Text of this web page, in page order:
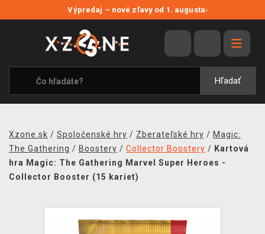
Výpredaj – nové zľavy od 1. augusta›
Hľadať
VÝPREDAJ
VIDEOHRY
XZONE ORIGINALS
TEMATIKY
MERCHANDISE
SPOLOČENSKÉ HRY
Xzone.sk / Spoločenské hry / Zberateľské hry / Magic:
The Gathering / Boostery / Collector Boostery / Kartová
hra Magic: The Gathering Marvel Super Heroes -
Collector Booster (15 kariet)